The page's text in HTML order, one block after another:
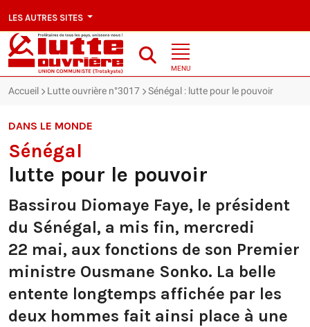
LES AUTRES SITES
MENU
Accueil Lutte ouvrière n°3017 Sénégal : lutte pour le pouvoir
DANS LE MONDE
Sénégal
lutte pour le pouvoir
Bassirou Diomaye Faye, le président
du Sénégal, a mis fin, mercredi
22 mai, aux fonctions de son Premier
ministre Ousmane Sonko. La belle
entente longtemps affichée par les
deux hommes fait ainsi place à une